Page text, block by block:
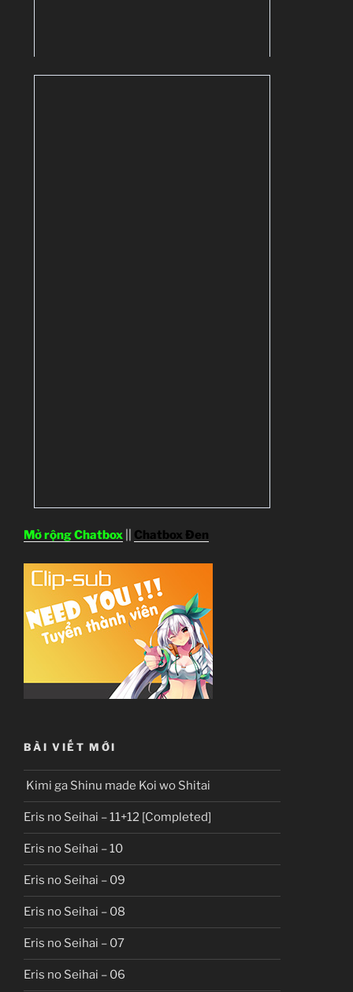
Mở rộng Chatbox Chatbox Đen
BÀI VIẾT MỚI
Kimi ga Shinu made Koi wo Shitai
Eris no Seihai – 11+12 [Completed]
Eris no Seihai – 10
Eris no Seihai – 09
Eris no Seihai – 08
Eris no Seihai – 07
Eris no Seihai – 06